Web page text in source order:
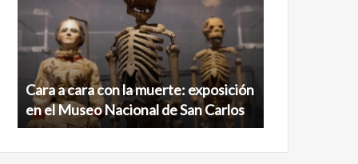
con
la
muerte:
exposición
el
Museo
Nacional
Cara a cara con la muerte: exposición
en el Museo Nacional de San Carlos
al
de